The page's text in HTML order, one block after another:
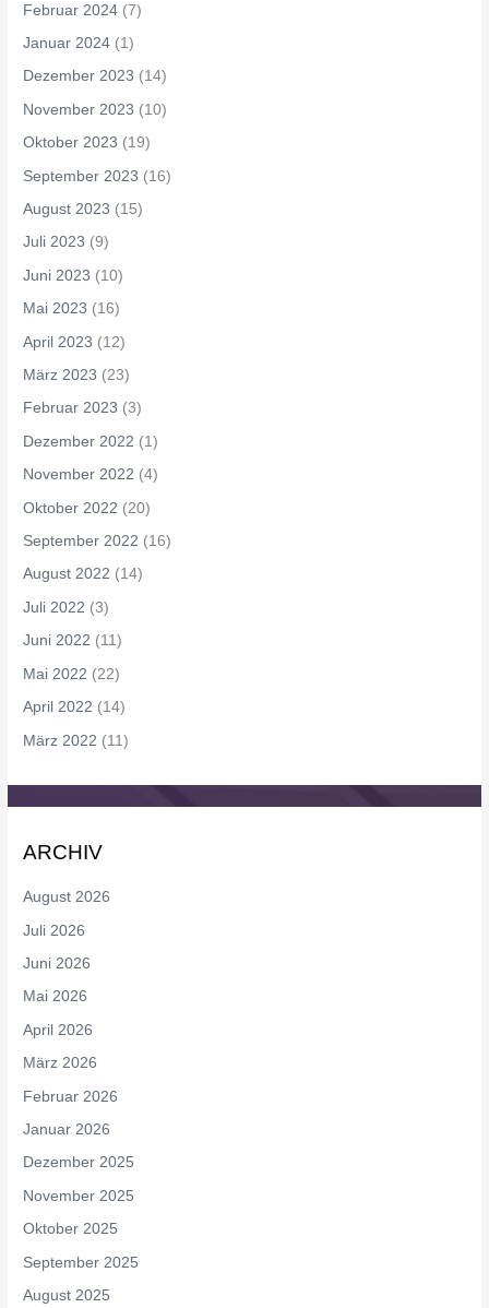
Februar 2024 (7)
Januar 2024 (1)
Dezember 2023 (14)
November 2023 (10)
Oktober 2023 (19)
September 2023 (16)
August 2023 (15)
Juli 2023 (9)
Juni 2023 (10)
Mai 2023 (16)
April 2023 (12)
März 2023 (23)
Februar 2023 (3)
Dezember 2022 (1)
November 2022 (4)
Oktober 2022 (20)
September 2022 (16)
August 2022 (14)
Juli 2022 (3)
Juni 2022 (11)
Mai 2022 (22)
April 2022 (14)
März 2022 (11)
ARCHIV
August 2026
Juli 2026
Juni 2026
Mai 2026
April 2026
März 2026
Februar 2026
Januar 2026
Dezember 2025
November 2025
Oktober 2025
September 2025
August 2025